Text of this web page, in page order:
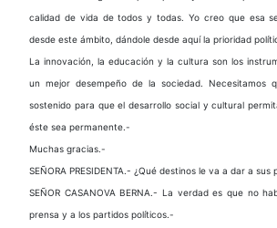
calidad de vida de todos y todas. Yo creo que esa
desde este ámbito, dándole desde aquí la prioridad
La innovación, la educación y la cultura son los
un mejor desempeño de la sociedad. Necesitamos
sostenido para que el desarrollo social y cultural
éste sea permanente.-
Muchas gracias.-
SEÑORA PRESIDENTA.- ¿Qué destinos le va a dar a sus
SEÑOR CASANOVA BERNA.- La verdad es que no
prensa y a los partidos políticos.-